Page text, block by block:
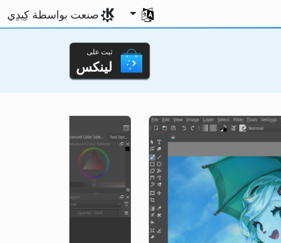
اختر لغتك
صنعت بواسطة كِيدِي
ثبت على
لينكس